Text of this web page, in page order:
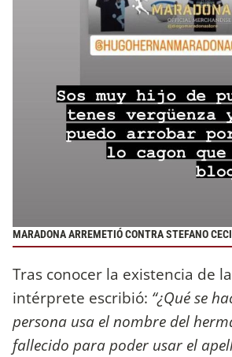
MARADONA ARREMETIÓ CONTRA STEFANO
Tras conocer la existencia de
intérprete escribió: “¿Qué se
persona usa el nombre del
fallecido para poder usar el